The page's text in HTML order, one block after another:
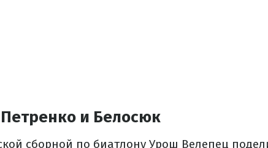
и Белосюк
сборной по биатлону Урош Велепец